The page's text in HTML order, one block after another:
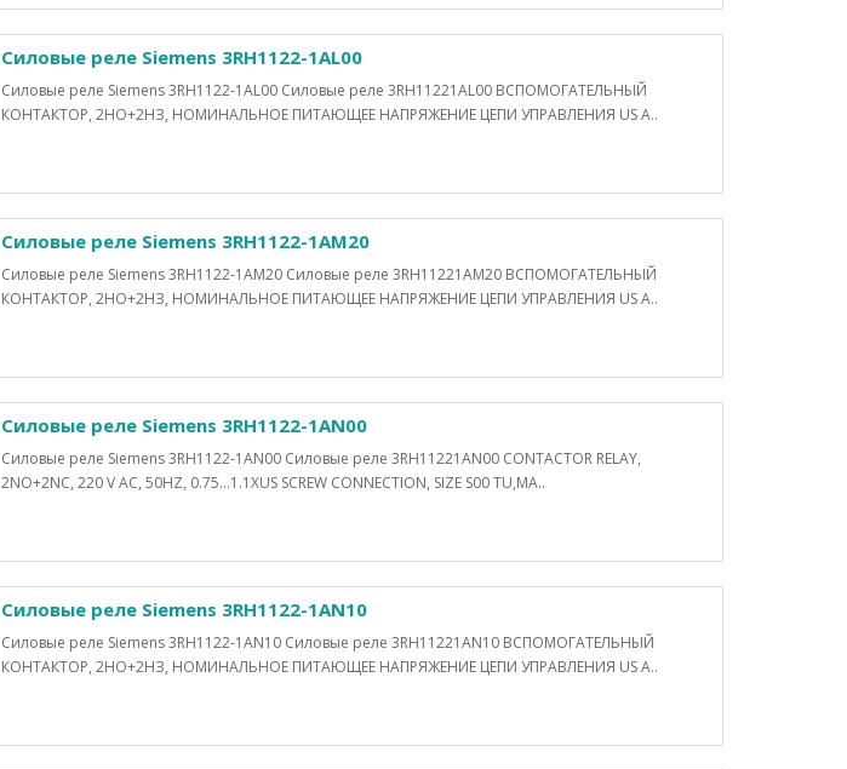
Силовые реле Siemens 3RH1122-1AL00
Силовые реле Siemens 3RH1122-1AL00 Силовые реле 3RH11221AL00 ВСПОМОГАТЕЛЬНЫЙ
КОНТАКТОР, 2НО+2НЗ, НОМИНАЛЬНОЕ ПИТАЮЩЕЕ НАПРЯЖЕНИЕ ЦЕПИ УПРАВЛЕНИЯ US A..
Силовые реле Siemens 3RH1122-1AM20
Силовые реле Siemens 3RH1122-1AM20 Силовые реле 3RH11221AM20 ВСПОМОГАТЕЛЬНЫЙ
КОНТАКТОР, 2НО+2НЗ, НОМИНАЛЬНОЕ ПИТАЮЩЕЕ НАПРЯЖЕНИЕ ЦЕПИ УПРАВЛЕНИЯ US A..
Силовые реле Siemens 3RH1122-1AN00
Силовые реле Siemens 3RH1122-1AN00 Силовые реле 3RH11221AN00 CONTACTOR RELAY,
2NO+2NC, 220 V AC, 50HZ, 0.75...1.1XUS SCREW CONNECTION, SIZE S00 TU,MA..
Силовые реле Siemens 3RH1122-1AN10
Силовые реле Siemens 3RH1122-1AN10 Силовые реле 3RH11221AN10 ВСПОМОГАТЕЛЬНЫЙ
КОНТАКТОР, 2НО+2НЗ, НОМИНАЛЬНОЕ ПИТАЮЩЕЕ НАПРЯЖЕНИЕ ЦЕПИ УПРАВЛЕНИЯ US A..